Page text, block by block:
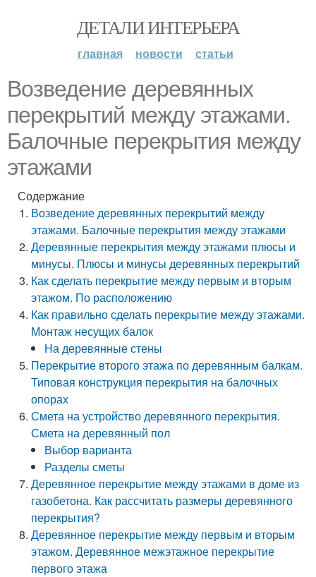
ДЕТАЛИ ИНТЕРЬЕРА
главная новости статьи
Возведение деревянных
перекрытий между этажами.
Балочные перекрытия между
этажами
Содержание
Возведение деревянных перекрытий между
этажами. Балочные перекрытия между этажами
Деревянные перекрытия между этажами плюсы и
минусы. Плюсы и минусы деревянных перекрытий
Как сделать перекрытие между первым и вторым
этажом. По расположению
Как правильно сделать перекрытие между этажами.
Монтаж несущих балок
На деревянные стены
Перекрытие второго этажа по деревянным балкам.
Типовая конструкция перекрытия на балочных
опорах
Смета на устройство деревянного перекрытия.
Смета на деревянный пол
Выбор варианта
Разделы сметы
Деревянное перекрытие между этажами в доме из
газобетона. Как рассчитать размеры деревянного
перекрытия?
Деревянное перекрытие между первым и вторым
этажом. Деревянное межэтажное перекрытие
первого этажа